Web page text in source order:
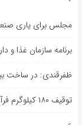
مجلس برای یاری
برنامه سازمان غذا و
ظفرقندی: در ساخت
توقیف ۱۸۰ کیلوگرم فرآورده مرغ فاقد مجوز در میانه